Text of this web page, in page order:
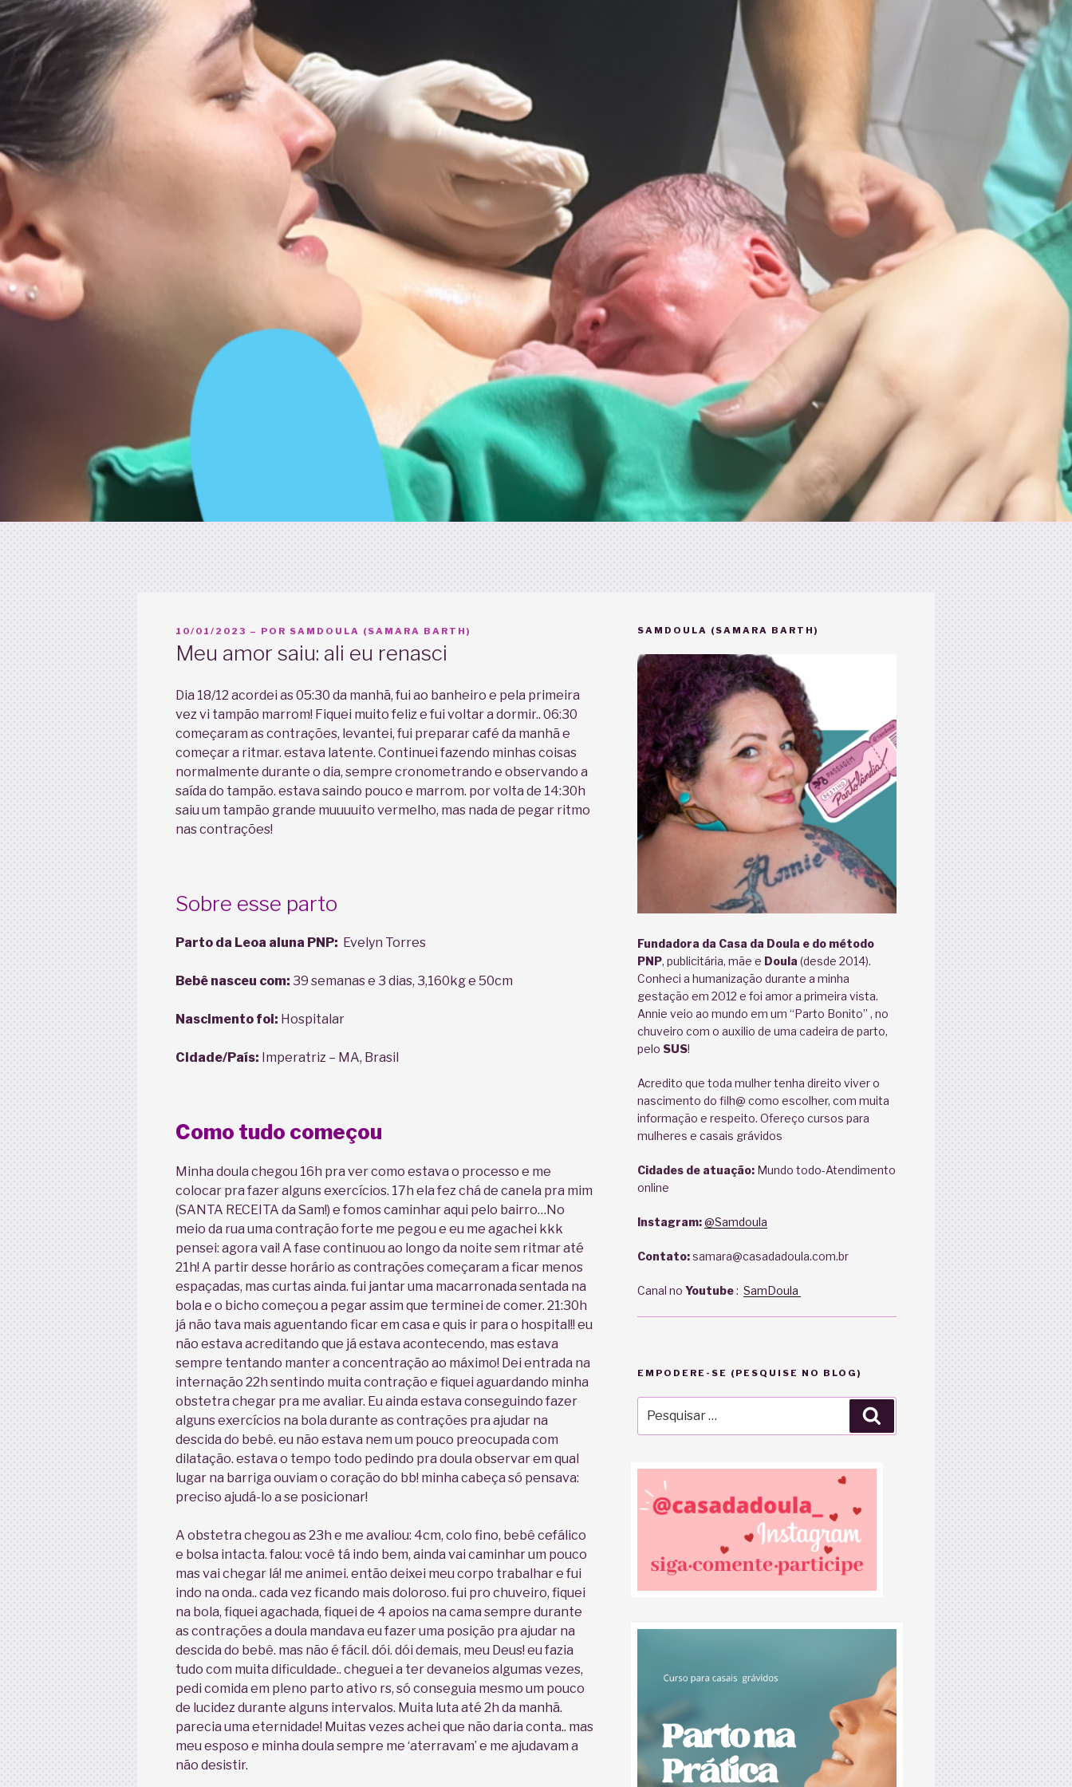
PUBLICADO
10/01/2023 – POR SAMDOULA (SAMARA BARTH)
Meu amor saiu: ali eu renasci
Dia 18/12 acordei as 05:30 da manhã, fui ao banheiro e pela primeira
vez vi tampão marrom! Fiquei muito feliz e fui voltar a dormir.. 06:30
começaram as contrações, levantei, fui preparar café da manhã e
começar a ritmar. estava latente. Continuei fazendo minhas coisas
normalmente durante o dia, sempre cronometrando e observando a
saída do tampão. estava saindo pouco e marrom. por volta de 14:30h
saiu um tampão grande muuuuito vermelho, mas nada de pegar ritmo
nas contrações!
Sobre esse parto
Parto da Leoa aluna PNP: Evelyn Torres
Bebê nasceu com: 39 semanas e 3 dias, 3,160kg e 50cm
Nascimento foi: Hospitalar
Cidade/País: Imperatriz – MA, Brasil
Como tudo começou
Minha doula chegou 16h pra ver como estava o processo e me
colocar pra fazer alguns exercícios. 17h ela fez chá de canela pra mim
(SANTA RECEITA da Sam!) e fomos caminhar aqui pelo bairro…No
meio da rua uma contração forte me pegou e eu me agachei kkk
pensei: agora vai! A fase continuou ao longo da noite sem ritmar até
21h! A partir desse horário as contrações começaram a ficar menos
espaçadas, mas curtas ainda. fui jantar uma macarronada sentada na
bola e o bicho começou a pegar assim que terminei de comer. 21:30h
já não tava mais aguentando ficar em casa e quis ir para o hospital!! eu
não estava acreditando que já estava acontecendo, mas estava
sempre tentando manter a concentração ao máximo! Dei entrada na
internação 22h sentindo muita contração e fiquei aguardando minha
obstetra chegar pra me avaliar. Eu ainda estava conseguindo fazer
alguns exercícios na bola durante as contrações pra ajudar na
descida do bebê. eu não estava nem um pouco preocupada com
dilatação. estava o tempo todo pedindo pra doula observar em qual
lugar na barriga ouviam o coração do bb! minha cabeça só pensava:
preciso ajudá-lo a se posicionar!
A obstetra chegou as 23h e me avaliou: 4cm, colo fino, bebê cefálico
e bolsa intacta. falou: você tá indo bem, ainda vai caminhar um pouco
mas vai chegar lá! me animei. então deixei meu corpo trabalhar e fui
indo na onda.. cada vez ficando mais doloroso. fui pro chuveiro, fiquei
na bola, fiquei agachada, fiquei de 4 apoios na cama sempre durante
as contrações a doula mandava eu fazer uma posição pra ajudar na
descida do bebê. mas não é fácil. dói. dói demais, meu Deus! eu fazia
tudo com muita dificuldade.. cheguei a ter devaneios algumas vezes,
pedi comida em pleno parto ativo rs, só conseguia mesmo um pouco
de lucidez durante alguns intervalos. Muita luta até 2h da manhã.
parecia uma eternidade! Muitas vezes achei que não daria conta.. mas
meu esposo e minha doula sempre me ‘aterravam’ e me ajudavam a
não desistir.
SAMDOULA (SAMARA BARTH)
Fundadora da Casa da Doula e do método
PNP, publicitária, mãe e Doula (desde 2014).
Conheci a humanização durante a minha
gestação em 2012 e foi amor a primeira vista.
Annie veio ao mundo em um “Parto Bonito” , no
chuveiro com o auxilio de uma cadeira de parto,
pelo SUS!
Acredito que toda mulher tenha direito viver o
nascimento do filh@ como escolher, com muita
informação e respeito. Ofereço cursos para
mulheres e casais grávidos
Cidades de atuação:Mundo todo-Atendimento
online
Instagram: @Samdoula
Contato:samara@casadadoula.com.br
Canal no Youtube: SamDoula
EMPODERE-SE (PESQUISE NO BLOG)
por: